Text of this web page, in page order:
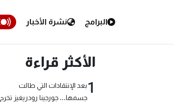
البرامج نشرة الأخبار
الأكثر قراءة
1بعد الإنتقادات التي طالت
جسمها... جورجينا رودريغيز تخرج